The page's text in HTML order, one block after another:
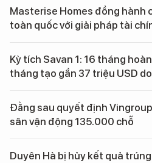
Masterise Homes đồng hành
toàn quốc với giải pháp tài
Kỳ tích Savan 1: 16 tháng
tháng tạo gần 37 triệu USD
Đằng sau quyết định
sân vận động 135.000 chỗ
Duyên Hà bị hủy kết quả